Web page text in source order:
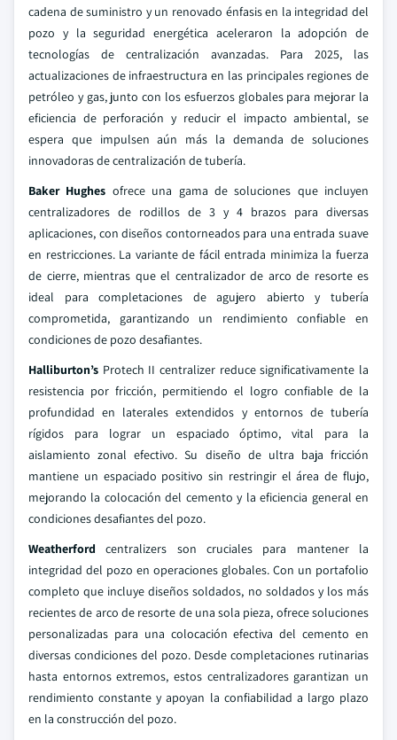
cadena de suministro y un renovado énfasis en la integridad del
pozo y la seguridad energética aceleraron la adopción de
tecnologías de centralización avanzadas. Para 2025, las
actualizaciones de infraestructura en las principales regiones de
petróleo y gas, junto con los esfuerzos globales para mejorar la
eficiencia de perforación y reducir el impacto ambiental, se
espera que impulsen aún más la demanda de soluciones
innovadoras de centralización de tubería.
Baker Hughes ofrece una gama de soluciones que incluyen
centralizadores de rodillos de 3 y 4 brazos para diversas
aplicaciones, con diseños contorneados para una entrada suave
en restricciones. La variante de fácil entrada minimiza la fuerza
de cierre, mientras que el centralizador de arco de resorte es
ideal para completaciones de agujero abierto y tubería
comprometida, garantizando un rendimiento confiable en
condiciones de pozo desafiantes.
Halliburton’s Protech II centralizer reduce significativamente la
resistencia por fricción, permitiendo el logro confiable de la
profundidad en laterales extendidos y entornos de tubería
rígidos para lograr un espaciado óptimo, vital para la
aislamiento zonal efectivo. Su diseño de ultra baja fricción
mantiene un espaciado positivo sin restringir el área de flujo,
mejorando la colocación del cemento y la eficiencia general en
condiciones desafiantes del pozo.
Weatherford centralizers son cruciales para mantener la
integridad del pozo en operaciones globales. Con un portafolio
completo que incluye diseños soldados, no soldados y los más
recientes de arco de resorte de una sola pieza, ofrece soluciones
personalizadas para una colocación efectiva del cemento en
diversas condiciones del pozo. Desde completaciones rutinarias
hasta entornos extremos, estos centralizadores garantizan un
rendimiento constante y apoyan la confiabilidad a largo plazo
en la construcción del pozo.